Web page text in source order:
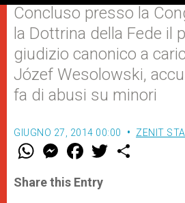
Concluso presso la
la Dottrina della Fede il
giudizio canonico a
Józef Wesolowski,
fa di abusi su minori
GIUGNO 27, 2014 00:00 ZENIT
W
t
s
M
e
s
e
F
a
e
b
w
Share this Entry